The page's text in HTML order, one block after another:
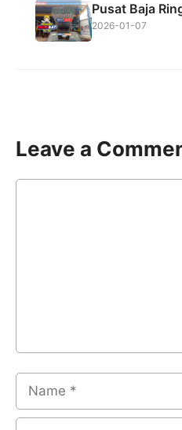
Pusat Baja
2026-01-07
Leave a
Comment
Name
Email